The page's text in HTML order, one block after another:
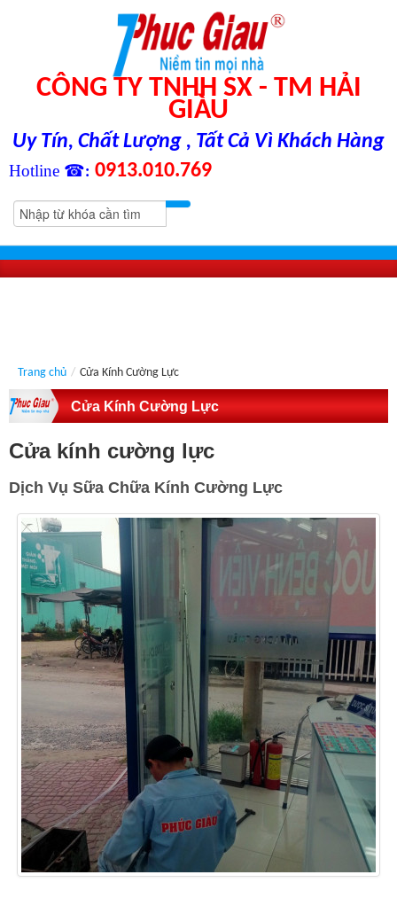
CÔNG TY TNHH SX - TM HẢI
GIÀU
Uy Tín, Chất Lượng , Tất Cả Vì Khách Hàng
Hotline ☎: 0913.010.769
Trang chủ / Cửa Kính Cường Lực
Cửa Kính Cường Lực
Cửa kính cường lực
Dịch Vụ Sữa Chữa Kính Cường Lực